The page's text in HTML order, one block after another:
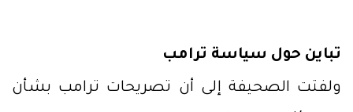
تباين حول سياسة ترامب
ولفتت الصحيفة إلى أن تصريحات ترامب بشأن